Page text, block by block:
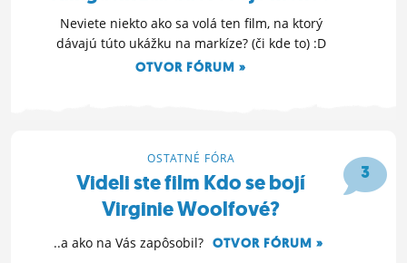
Neviete niekto ako sa volá ten film, na ktorý
dávajú túto ukážku na markíze? (či kde to) :D
OTVOR FÓRUM »
3
OSTATNÉ FÓRA
Videli ste film Kdo se bojí
Virginie Woolfové?
..a ako na Vás zapôsobil? OTVOR FÓRUM »